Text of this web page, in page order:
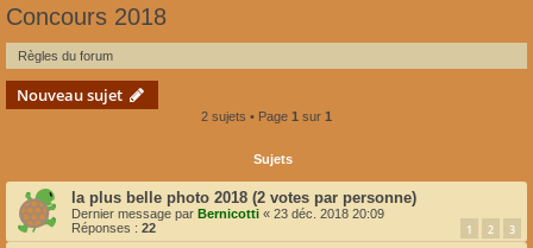
Concours 2018
Règles du forum
Nouveau sujet
2 sujets • Page 1 sur 1
Sujets
la plus belle photo 2018 (2 votes par personne)
Dernier message par Bernicotti « 23 déc. 2018 20:09
Réponses : 22 1 2 3